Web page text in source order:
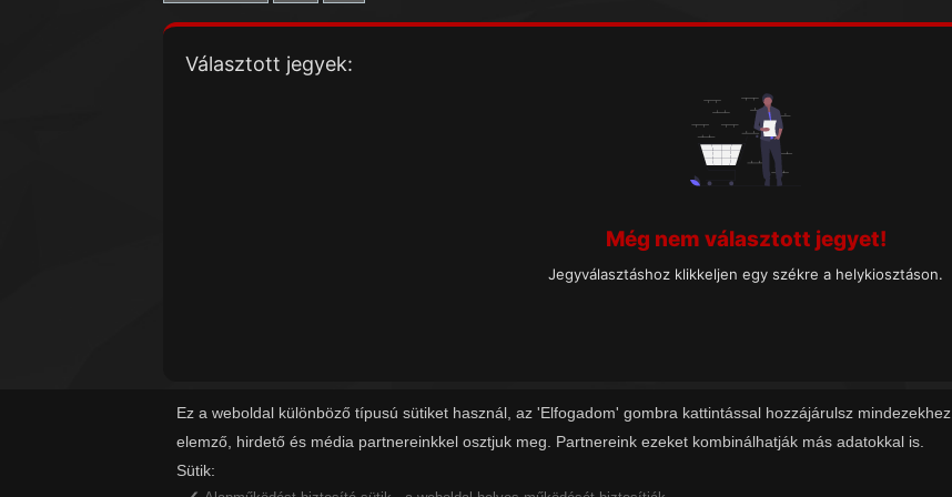
Ez a weboldal különböző típusú sütiket használ, az 'Elfogadom' gombra kattintással hozzájárulsz mindezekhez.
elemző, hirdető és média partnereinkkel osztjuk meg. Partnereink ezeket kombinálhatják más adatokkal is.
Sütik:
Választott jegyek:
Még nem választott jegyet!
Jegyválasztáshoz klikkeljen egy székre a helykiosztáson.